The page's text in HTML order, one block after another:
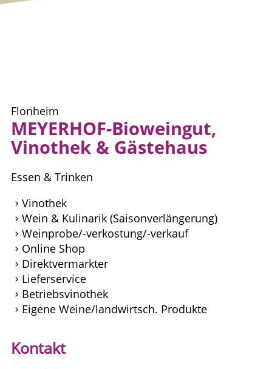
Flonheim
MEYERHOF-Bioweingut,
Vinothek & Gästehaus
Essen & Trinken
Vinothek
Wein & Kulinarik (Saisonverlängerung)
Weinprobe/-verkostung/-verkauf
Online Shop
Direktvermarkter
Lieferservice
Betriebsvinothek
Eigene Weine/landwirtsch. Produkte
Kontakt